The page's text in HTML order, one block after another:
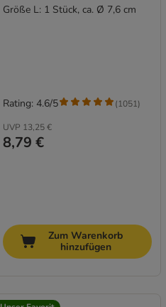
Größe L: 1 Stück, ca. Ø 7,6 cm
UVP 13,25 €
8,79 €
Rating: 4.6/5 (1051)
Zum Warenkorb
hinzufügen